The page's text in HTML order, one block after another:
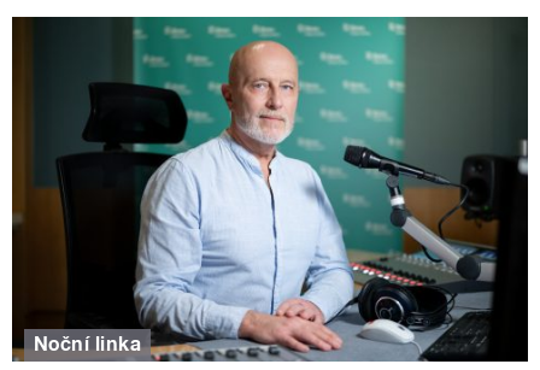
Noční linka